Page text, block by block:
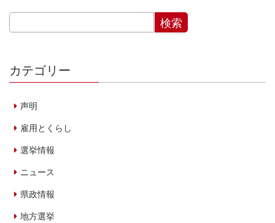
カテゴリー
声明
雇用とくらし
選挙情報
ニュース
県政情報
地方選挙